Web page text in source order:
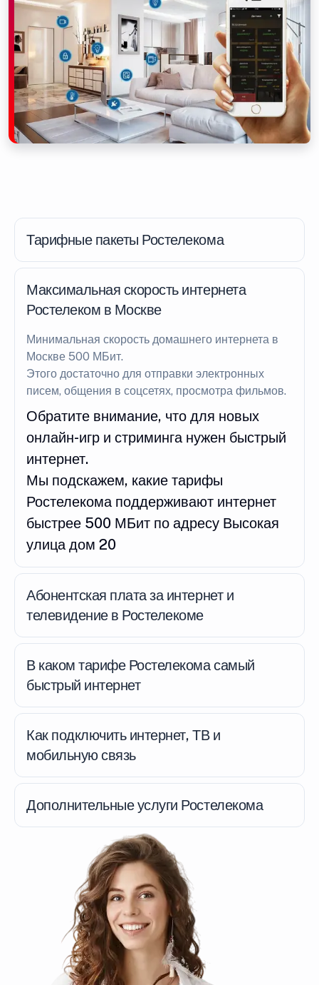
Тарифные пакеты Ростелекома
Максимальная скорость интернета
Ростелеком в Москве
Минимальная скорость домашнего интернета в
Москве 500 МБит.
Этого достаточно для отправки электронных
писем, общения в соцсетях, просмотра фильмов.
Обратите внимание, что для новых
онлайн-игр и стриминга нужен быстрый
интернет.
Мы подскажем, какие тарифы
Ростелекома поддерживают интернет
быстрее 500 МБит по адресу Высокая
улица дом 20
Абонентская плата за интернет и
телевидение в Ростелекоме
В каком тарифе Ростелекома самый
быстрый интернет
Как подключить интернет, ТВ и
мобильную связь
Дополнительные услуги Ростелекома